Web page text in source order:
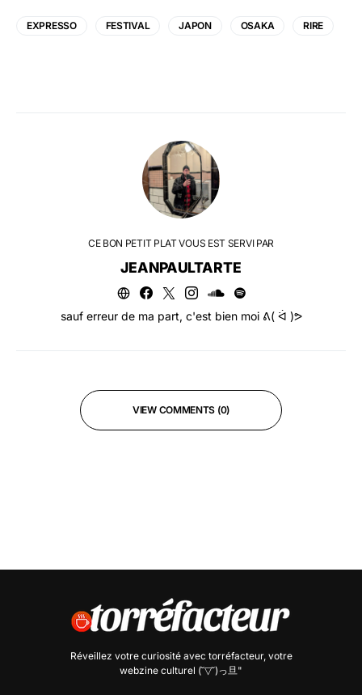
EXPRESSO FESTIVAL JAPON OSAKA RIRE
CE BON PETIT PLAT VOUS EST SERVI PAR
JEANPAULTARTE
sauf erreur de ma part, c'est bien moi ᕕ( ᐛ )ᕗ
VIEW COMMENTS (0)
Réveillez votre curiosité avec torréfacteur, votre
webzine culturel (˘▽˘)っ旦"